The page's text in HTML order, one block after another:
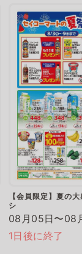
【会員限定】夏の
シ
08月05日〜08
1日後に終了